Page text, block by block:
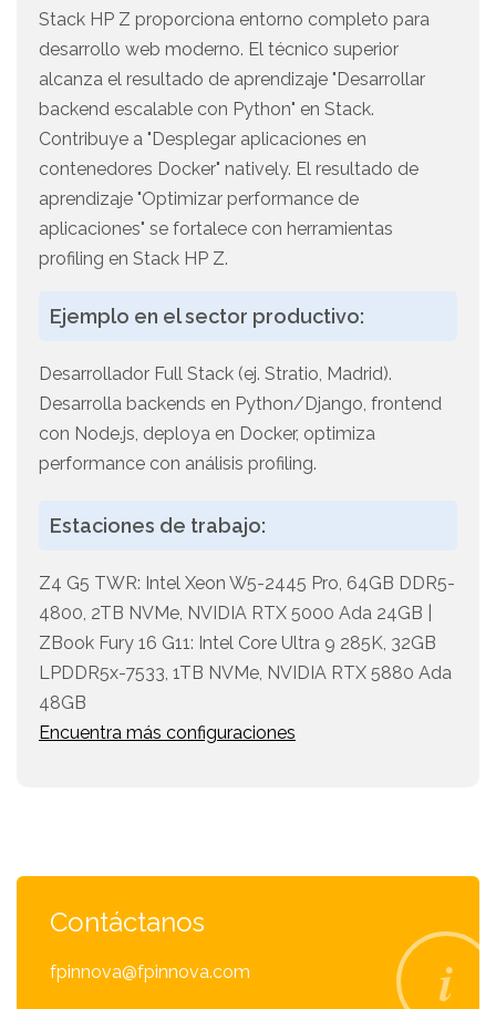
Stack HP Z proporciona entorno completo para
desarrollo web moderno. El técnico superior
alcanza el resultado de aprendizaje "Desarrollar
backend escalable con Python" en Stack.
Contribuye a "Desplegar aplicaciones en
contenedores Docker" natively. El resultado de
aprendizaje "Optimizar performance de
aplicaciones" se fortalece con herramientas
profiling en Stack HP Z.
Ejemplo en el sector productivo:
Desarrollador Full Stack (ej. Stratio, Madrid).
Desarrolla backends en Python/Django, frontend
con Node.js, deploya en Docker, optimiza
performance con análisis profiling.
Estaciones de trabajo:
Z4 G5 TWR: Intel Xeon W5-2445 Pro, 64GB DDR5-
4800, 2TB NVMe, NVIDIA RTX 5000 Ada 24GB |
ZBook Fury 16 G11: Intel Core Ultra 9 285K, 32GB
LPDDR5x-7533, 1TB NVMe, NVIDIA RTX 5880 Ada
48GB
Encuentra más configuraciones
Contáctanos
fpinnova@fpinnova.com